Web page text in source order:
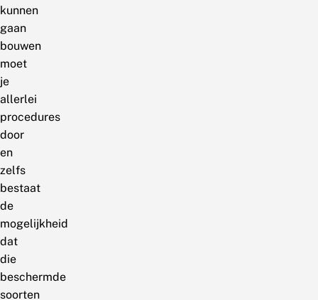
kunnen
gaan
bouwen
moet
je
allerlei
procedures
door
en
zelfs
bestaat
de
mogelijkheid
dat
die
beschermde
soorten